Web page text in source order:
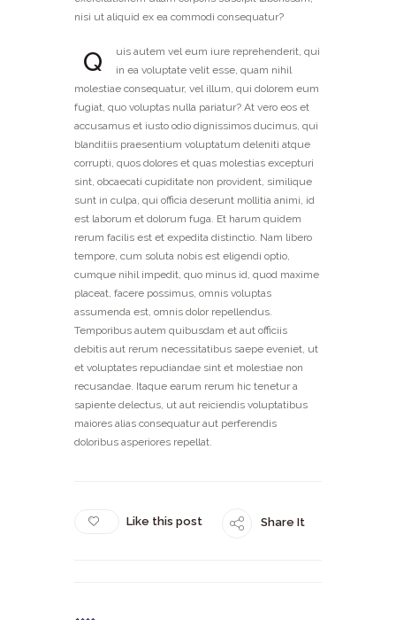
nisi ut aliquid ex ea commodi consequatur?
Q
uis autem vel eum iure reprehenderit, qui
in ea voluptate velit esse, quam nihil
molestiae consequatur, vel illum, qui dolorem eum
fugiat, quo voluptas nulla pariatur? At vero eos et
accusamus et iusto odio dignissimos ducimus, qui
blanditiis praesentium voluptatum deleniti atque
corrupti, quos dolores et quas molestias excepturi
sint, obcaecati cupiditate non provident, similique
sunt in culpa, qui officia deserunt mollitia animi, id
est laborum et dolorum fuga. Et harum quidem
rerum facilis est et expedita distinctio. Nam libero
tempore, cum soluta nobis est eligendi optio,
cumque nihil impedit, quo minus id, quod maxime
placeat, facere possimus, omnis voluptas
assumenda est, omnis dolor repellendus.
Temporibus autem quibusdam et aut officiis
debitis aut rerum necessitatibus saepe eveniet, ut
et voluptates repudiandae sint et molestiae non
recusandae. Itaque earum rerum hic tenetur a
sapiente delectus, ut aut reiciendis voluptatibus
maiores alias consequatur aut perferendis
doloribus asperiores repellat.
Like this post Share It